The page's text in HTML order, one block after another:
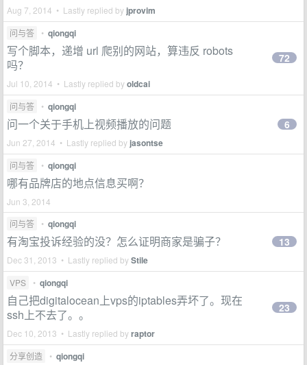
Aug 7, 2014 • Lastly replied by jprovim
问与答 • qiongqi
写个脚本，递增 url 爬别的网站，算违反 robots
吗？
Jul 10, 2014 • Lastly replied byoldcai
72
问与答 • qiongqi
问一个关于手机上视频播放的问题
Jun 27, 2014 • Lastly replied by jasontse
6
问与答 • qiongqi
哪有品牌店的地点信息买啊？
Jun 3, 2014
问与答
• qiongqi
有淘宝投诉经验的没？怎么证明商家是骗子？
Dec 31, 2013 • Lastly replied byStile
13
VPS • qiongqi
自己把digitalocean上vps的iptables弄坏了。现在
ssh上不去了。。
Dec 10, 2013 • Lastly replied byraptor
23
分享创造 • qiongqi